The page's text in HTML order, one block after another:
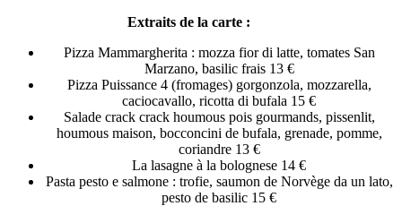
Extraits de la carte :
Pizza Mammargherita : mozza fior di latte, tomates San
Marzano, basilic frais 13 €
Pizza Puissance 4 (fromages) gorgonzola, mozzarella,
caciocavallo, ricotta di bufala 15 €
Salade crack crack houmous pois gourmands, pissenlit,
houmous maison, bocconcini de bufala, grenade, pomme,
coriandre 13 €
La lasagne à la bolognese 14 €
Pasta pesto e salmone : trofie, saumon de Norvège da un lato,
pesto de basilic 15 €